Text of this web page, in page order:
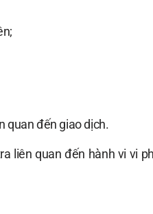
quan đến giao dịch.
liên quan đến hành vi vi